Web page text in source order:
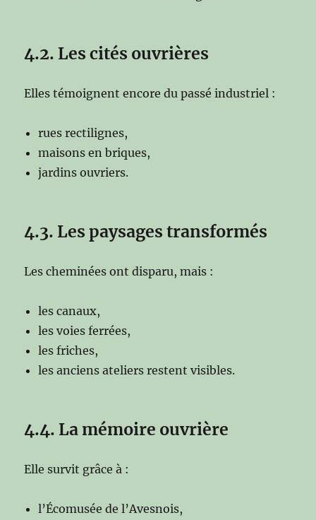
4.2. Les cités ouvrières
Elles témoignent encore du passé industriel :
rues rectilignes,
maisons en briques,
jardins ouvriers.
4.3. Les paysages transformés
Les cheminées ont disparu, mais :
les canaux,
les voies ferrées,
les friches,
les anciens ateliers restent visibles.
4.4. La mémoire ouvrière
Elle survit grâce à :
l’Écomusée de l’Avesnois,